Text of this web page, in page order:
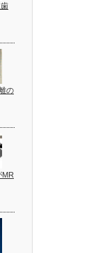
の
MR